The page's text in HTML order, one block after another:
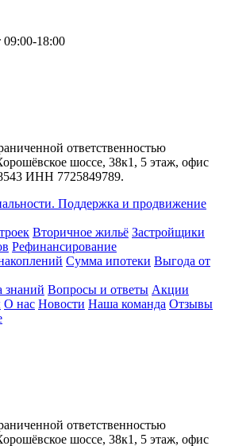
18:00
ответственностью
шоссе, 38к1, 5 этаж, офис
ИНН 7725849789.
Поддержка и продвижение
Вторичное жильё Застройщики
Рефинансирование
Сумма ипотеки Выгода от
знаний Вопросы и ответы Акции
О нас Новости Наша команда Отзывы
ответственностью
шоссе, 38к1, 5 этаж, офис